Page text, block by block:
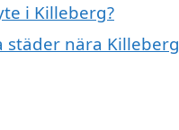
i Killeberg?
städer nära Killeberg